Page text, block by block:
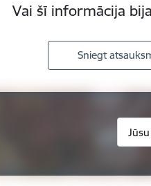
Vai šī informācija
Sniegt